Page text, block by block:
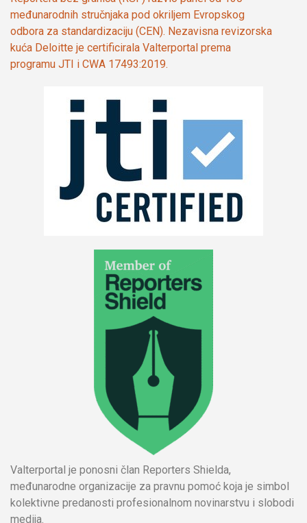
međunarodnih stručnjaka pod okriljem Evropskog
odbora za standardizaciju (CEN). Nezavisna revizorska
kuća Deloitte je certificirala Valterportal prema
programu JTI i CWA 17493:2019.
Valterportal je ponosni član Reporters Shielda,
međunarodne organizacije za pravnu pomoć koja je simbol
kolektivne predanosti profesionalnom novinarstvu i slobodi
medija.